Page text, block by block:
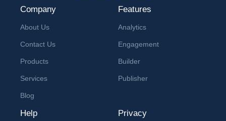
Company
About Us
Contact Us
Products
Services
Blog
Features
Analytics
Engagement
Builder
Publisher
Help Privacy